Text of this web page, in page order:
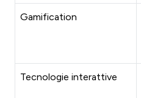
Gamification
Tecnologie interattive